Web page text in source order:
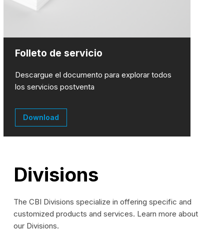
Folleto de servicio
Descargue el documento para explorar todos
los servicios postventa
Download
Divisions
The CBI Divisions specialize in offering specific and
customized products and services. Learn more about
our Divisions.